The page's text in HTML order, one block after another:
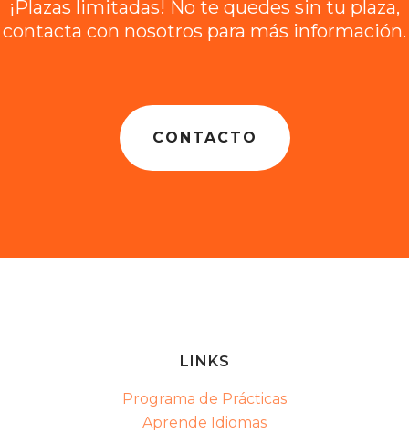
¡Plazas limitadas! No te quedes sin tu plaza,
contacta con nosotros para más información.
CONTACTO
LINKS
Programa de Prácticas
Aprende Idiomas